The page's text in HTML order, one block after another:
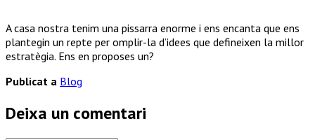
A casa nostra tenim una pissarra enorme i ens encanta que ens
plantegin un repte per omplir-la d’idees que defineixen la millor
estratègia. Ens en proposes un?
Publicat a Blog
Deixa un comentari